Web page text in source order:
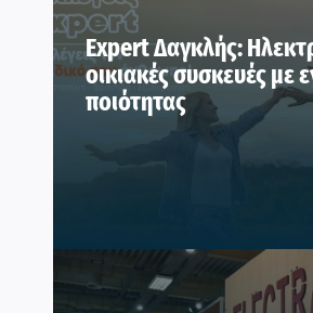
Expert Δαγκλής:
οικιακές συσκευές με
ποιότητας